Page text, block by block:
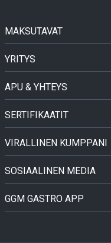
MAKSUTAVAT
YRITYS
APU & YHTEYS
SERTIFIKAATIT
VIRALLINEN KUMPPANI
SOSIAALINEN MEDIA
GGM GASTRO APP